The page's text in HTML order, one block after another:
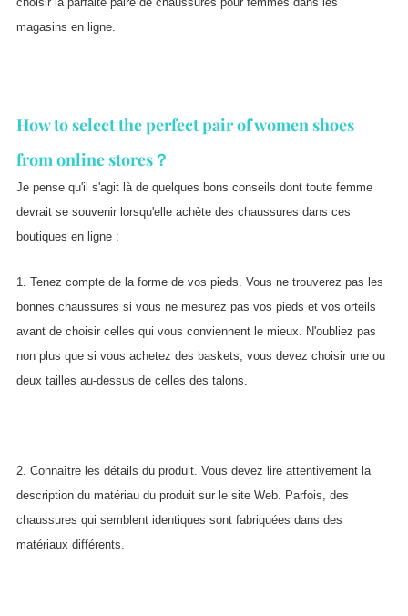
magasins en ligne.
How to select the perfect pair of women shoes
from online stores？
Je pense qu'il s'agit là de quelques bons conseils dont toute femme
devrait se souvenir lorsqu'elle achète des chaussures dans ces
boutiques en ligne :
1. Tenez compte de la forme de vos pieds. Vous ne trouverez pas les
bonnes chaussures si vous ne mesurez pas vos pieds et vos orteils
avant de choisir celles qui vous conviennent le mieux. N'oubliez pas
non plus que si vous achetez des baskets, vous devez choisir une ou
deux tailles au-dessus de celles des talons.
2. Connaître les détails du produit. Vous devez lire attentivement la
description du matériau du produit sur le site Web. Parfois, des
chaussures qui semblent identiques sont fabriquées dans des
matériaux différents.